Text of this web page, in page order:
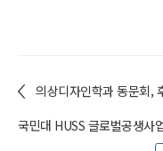
의상디자인학과 동문회,